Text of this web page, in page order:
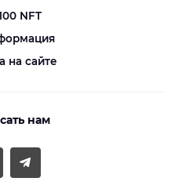
NFT
на сайте
нам